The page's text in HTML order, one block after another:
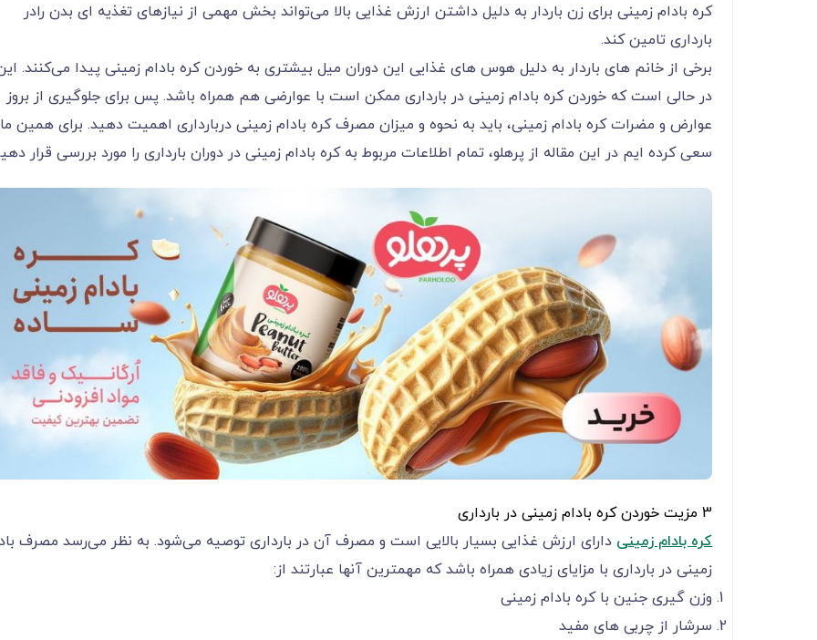
کره بادام زمینی برای زن باردار به دلیل داشتن ارزش غذایی بالا می‌‌‌‌‌‌‌‌‌‌‌‌تواند بخش مهمی ‌‌‌‌‌‌‌‌‌‌‌‌از نیازهای تغذیه ای بدن رادر
بارداری تامین کند.
برخی از خانم های باردار به دلیل هوس های غذایی این دوران میل بیشتری به خوردن کره بادام زمینی پیدا می‌‌‌‌‌‌‌‌‌‌‌‌کنند.
در حالی است که خوردن کره بادام زمینی در بارداری ممکن است با عوارضی هم همراه باشد. پس برای جلوگیری از بروز
عوارض و مضرات کره بادام زمینی، باید به نحوه و میزان مصرف کره بادام زمینی دربارداری اهمیت دهید. برای همین ما
سعی کرده ایم در این مقاله از پرهلو، تمام اطلاعات مربوط به کره بادام زمینی در دوران بارداری را مورد بررسی قرار
3 مزیت خوردن کره بادام زمینی در بارداری
کره بادام زمینی دارای ارزش غذایی بسیار بالایی است و مصرف آن در بارداری توصیه می‌‌‌‌‌‌‌‌‌‌‌‌شود. به نظر می‌‌‌‌‌‌‌‌‌‌‌‌رسد مصرف
زمینی در بارداری با مزایای زیادی همراه باشد که مهمترین آنها عبارتند از:
وزن گیری جنین با کره بادام زمینی
سرشار از چربی های مفید